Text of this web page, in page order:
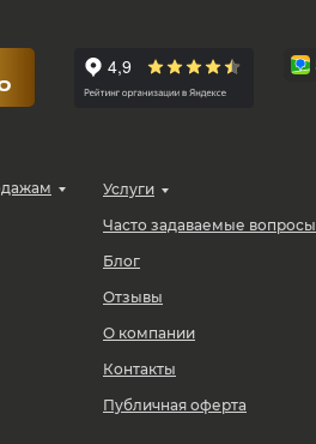
Услуги
Блог
Отзывы
О компании
Контакты
Публичная оферта
Часто задаваемые вопросы